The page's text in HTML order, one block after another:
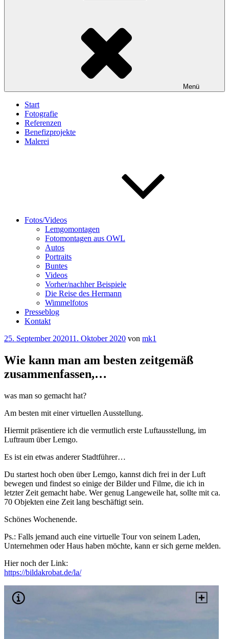
Menü
Start
Fotografie
Referenzen
Benefizprojekte
Malerei
Fotos/Videos
Lemgomontagen
Fotomontagen aus OWL
Autos
Portraits
Buntes
Videos
Vorher/nachher Beispiele
Die Reise des Hermann
Wimmelfotos
Presseblog
Kontakt
Veröffentlicht
25. September 202011. Oktober 2020 von mk1
Wie kann man am besten zeitgemäß
zusammenfassen,…
was man so gemacht hat?
Am besten mit einer virtuellen Ausstellung.
Hiermit präsentiere ich die vermutlich erste Luftausstellung, im
Luftraum über Lemgo.
Es ist ein etwas anderer Stadtführer…
Du startest hoch oben über Lemgo, kannst dich frei in der Luft
bewegen und findest so einige der Bilder und Filme, die ich in
letzter Zeit gemacht habe. Wer genug Langeweile hat, sollte mit ca.
70 Objekten eine Zeit lang beschäftigt sein.
Schönes Wochenende.
Ps.: Falls jemand auch eine virtuelle Tour von seinem Laden,
Unternehmen oder Haus haben möchte, kann er sich gerne melden.
Hier noch der Link:
https://bildakrobat.de/la/